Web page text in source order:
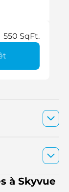
550 SqFt.
à Skyvue